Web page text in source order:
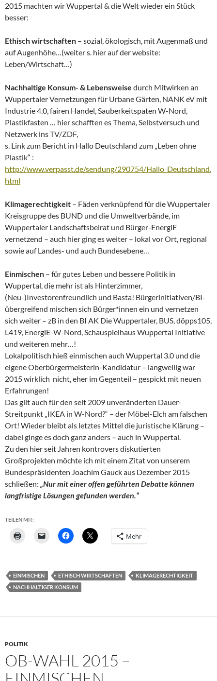
2015 machten wir Wuppertal & die Welt wieder ein Stück
besser:
Ethisch wirtschaften – sozial, ökologisch, mit Augenmaß und
auf Augenhöhe…(weiter s. hier auf der website:
Leben/Wirtschaft…)
Nachhaltige Konsum- & Lebensweise durch Mitwirken an
Wuppertaler Vernetzungen für Urbane Gärten, NANK eV mit
Industrie 4.0, fairen Handel, Sauberkeitspaten W-Nord,
Plastikfasten … hier schafften es Thema, Selbstversuch und
Netzwerk ins TV/ZDF,
s. Link zum Bericht in Hallo Deutschland zum „Leben ohne
Plastik“ :
http://www.verpasst.de/sendung/290754/Hallo_Deutschland.
html
Klimagerechtigkeit – Fäden verknüpfend für die Wuppertaler
Kreisgruppe des BUND und die Umweltverbände, im
Wuppertaler Landschaftsbeirat und Bürger-EnergiE
vernetzend – auch hier ging es weiter – lokal vor Ort, regional
sowie auf Landes- und auch Bundesebene…
Einmischen – für gutes Leben und bessere Politik in
Wuppertal, die mehr ist als Hinterzimmer,
(Neu-)Investorenfreundlich und Basta! Bürgerinitiativen/BI-
übergreifend mischen sich Bürger*innen ein und vernetzen
sich weiter – zB in den BI AK Die Wuppertaler, BUS, döpps105,
L419, EnergiE-W-Nord, Schauspielhaus Wuppertal Initiative
und weiteren mehr…!
Lokalpolitisch hieß einmischen auch Wuppertal 3.0 und die
eigene Oberbürgermeisterin-Kandidatur – langweilig war
2015 wirklich nicht, eher im Gegenteil – gespickt mit neuen
Erfahrungen!
Das gilt auch für den seit 2009 unveränderten Dauer-
Streitpunkt „IKEA in W-Nord?“ – der Möbel-Elch am falschen
Ort! Wieder bleibt als letztes Mittel die juristische Klärung –
dabei ginge es doch ganz anders – auch in Wuppertal.
Zu den hier seit Jahren kontrovers diskutierten
Großprojekten möchte ich mit einem Zitat von unserem
Bundespräsidenten Joachim Gauck aus Dezember 2015
schließen: „Nur mit einer offen geführten Debatte können
langfristige Lösungen gefunden werden.“
TEILEN MIT:
Mehr
EINMISCHEN ETHISCH WIRTSCHAFTEN
KLIMAGERECHTIGKEIT
NACHHALTIGER KONSUM
POLITIK
OB-WAHL 2015 –